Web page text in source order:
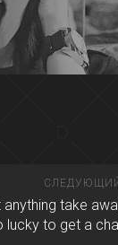
anything take
lucky to get a